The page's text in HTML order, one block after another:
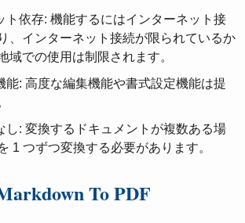
ト依存: 機能するにはインターネット接
、インターネット接続が限られているか
域での使用は制限されます。
能: 高度な編集機能や書式設定機能は提
し: 変換するドキュメントが複数ある場
1 つずつ変換する必要があります。
To PDF